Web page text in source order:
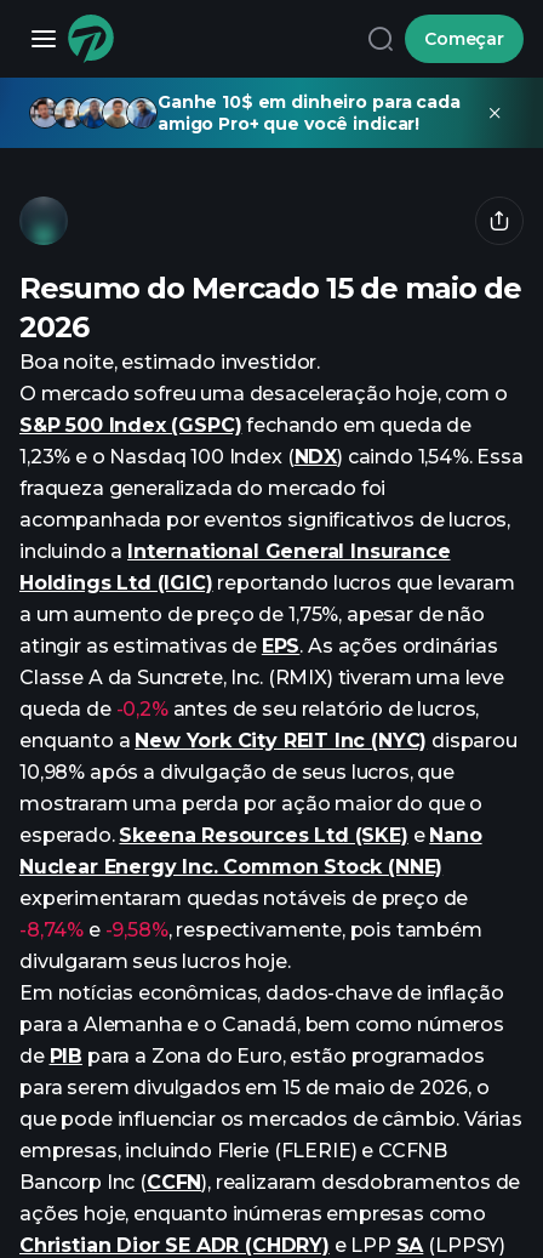
Começar
Ganhe 10$ em dinheiro para cada
amigo Pro+ que você indicar!
Resumo do Mercado 15 de maio de
2026
Boa noite, estimado investidor.
O mercado sofreu uma desaceleração hoje, com o
S&P 500 Index (GSPC) fechando em queda de
1,23% e o Nasdaq 100 Index (NDX) caindo 1,54%. Essa
fraqueza generalizada do mercado foi
acompanhada por eventos significativos de lucros,
incluindo a International General Insurance
Holdings Ltd (IGIC) reportando lucros que levaram
a um aumento de preço de 1,75%, apesar de não
atingir as estimativas de EPS. As ações ordinárias
Classe A da Suncrete, Inc. (RMIX) tiveram uma leve
queda de -0,2%antes de seu relatório de lucros,
enquanto a New York City REIT Inc (NYC) disparou
10,98% após a divulgação de seus lucros, que
mostraram uma perda por ação maior do que o
esperado. Skeena Resources Ltd (SKE) e Nano
Nuclear Energy Inc. Common Stock (NNE)
experimentaram quedas notáveis de preço de
-8,74% e -9,58%, respectivamente, pois também
divulgaram seus lucros hoje.
Em notícias econômicas, dados-chave de inflação
para a Alemanha e o Canadá, bem como números
de PIB para a Zona do Euro, estão programados
para serem divulgados em 15 de maio de 2026, o
que pode influenciar os mercados de câmbio. Várias
empresas, incluindo Flerie (FLERIE) e CCFNB
Bancorp Inc (CCFN), realizaram desdobramentos de
ações hoje, enquanto inúmeras empresas como
Christian Dior SE ADR (CHDRY) e LPP SA(LPPSY)